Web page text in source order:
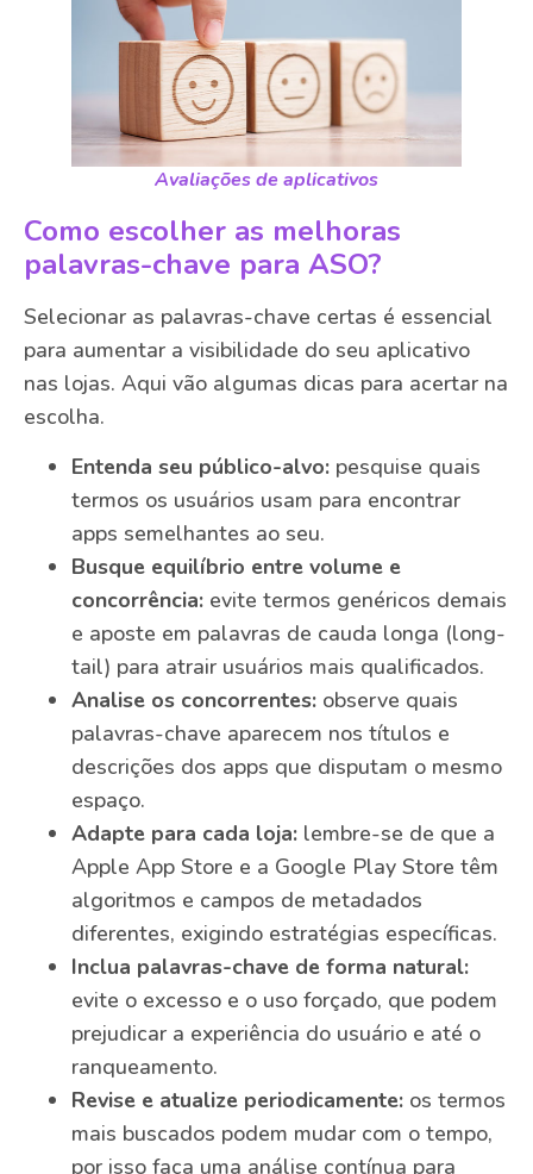
Avaliações de aplicativos
Como escolher as melhoras
palavras-chave para ASO?
Selecionar as palavras-chave certas é essencial
para aumentar a visibilidade do seu aplicativo
nas lojas. Aqui vão algumas dicas para acertar na
escolha.
Entenda seu público-alvo: pesquise quais
termos os usuários usam para encontrar
apps semelhantes ao seu.
Busque equilíbrio entre volume e
concorrência: evite termos genéricos demais
e aposte em palavras de cauda longa (long-
tail) para atrair usuários mais qualificados.
Analise os concorrentes: observe quais
palavras-chave aparecem nos títulos e
descrições dos apps que disputam o mesmo
espaço.
Adapte para cada loja: lembre-se de que a
Apple App Store e a Google Play Store têm
algoritmos e campos de metadados
diferentes, exigindo estratégias específicas.
Inclua palavras-chave de forma natural:
evite o excesso e o uso forçado, que podem
prejudicar a experiência do usuário e até o
ranqueamento.
Revise e atualize periodicamente: os termos
mais buscados podem mudar com o tempo,
por isso faça uma análise contínua para